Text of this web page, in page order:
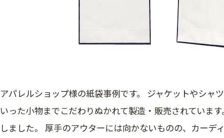
アパレルショップ様の紙袋事例です。 ジャケットやシャ
いった小物までこだわりぬかれて製造・販売されていま
しました。 厚手のアウターには向かないものの、カーデ